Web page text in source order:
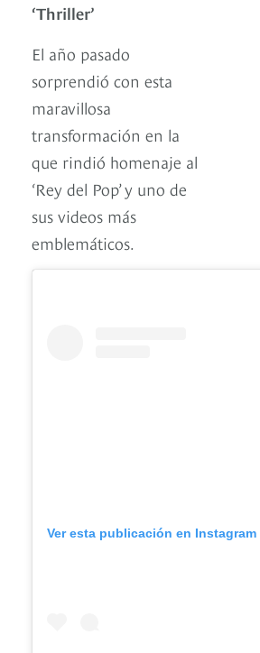
‘Thriller’
El año pasado
sorprendió con esta
maravillosa
transformación en la
que rindió homenaje al
‘Rey del Pop’ y uno de
sus videos más
emblemáticos.
Ver esta publicación en Instagram